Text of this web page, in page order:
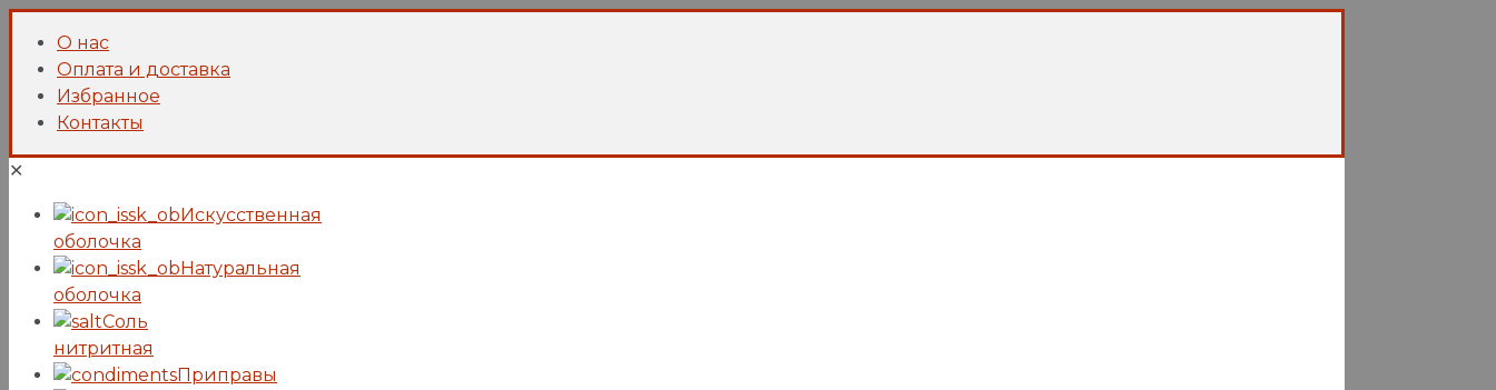
О нас
Оплата и доставка
Избранное
Контакты
✕
Искусcтвенная
оболочка
Натуральная
оболочка
Соль
нитритная
Приправы